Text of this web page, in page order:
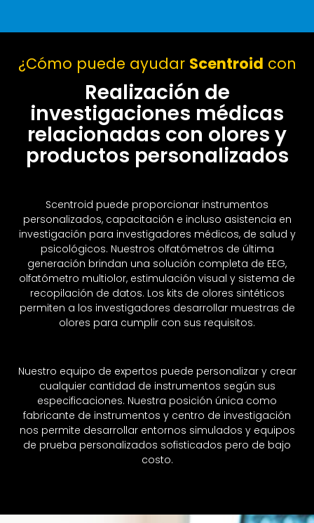
¿Cómo puede ayudar Scentroid con
Realización de
investigaciones médicas
relacionadas con olores y
productos personalizados
Scentroid puede proporcionar instrumentos
personalizados, capacitación e incluso asistencia en
investigación para investigadores médicos, de salud y
psicológicos. Nuestros olfatómetros de última
generación brindan una solución completa de EEG,
olfatómetro multiolor, estimulación visual y sistema de
recopilación de datos. Los kits de olores sintéticos
permiten a los investigadores desarrollar muestras de
olores para cumplir con sus requisitos.
Nuestro equipo de expertos puede personalizar y crear
cualquier cantidad de instrumentos según sus
especificaciones. Nuestra posición única como
fabricante de instrumentos y centro de investigación
nos permite desarrollar entornos simulados y equipos
de prueba personalizados sofisticados pero de bajo
costo.